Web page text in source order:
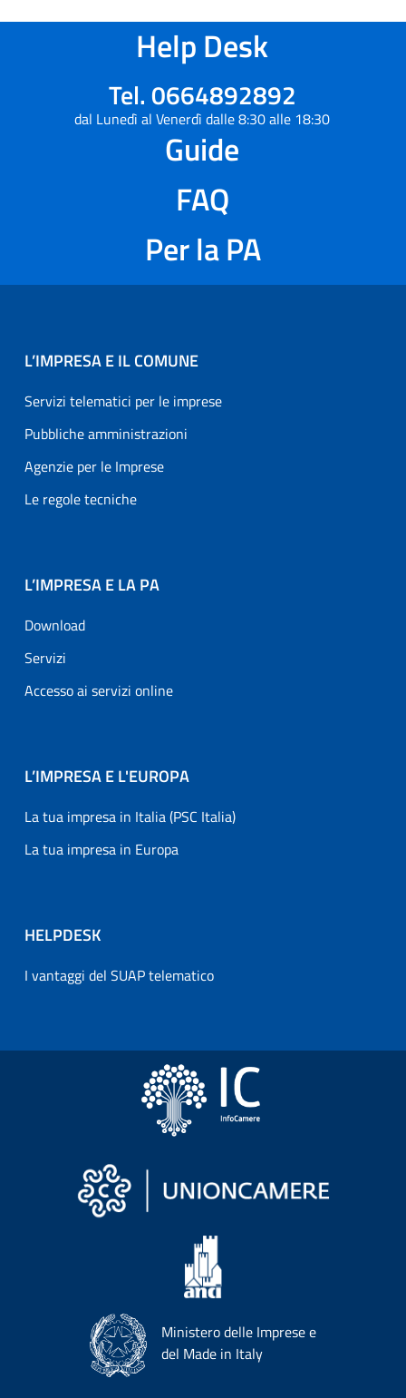
Help Desk
Tel. 0664892892
dal Lunedì al Venerdì dalle 8:30 alle 18:30
Guide
FAQ
Per la PA
L’IMPRESA E IL COMUNE
Servizi telematici per le imprese
Pubbliche amministrazioni
Agenzie per le Imprese
Le regole tecniche
L’IMPRESA E LA PA
Download
Servizi
Accesso ai servizi online
L’IMPRESA E L'EUROPA
La tua impresa in Italia (PSC Italia)
La tua impresa in Europa
HELPDESK
I vantaggi del SUAP telematico
Ministero delle Imprese e
del Made in Italy